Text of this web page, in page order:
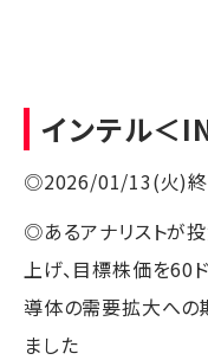
インテル＜
◎2026/01/13(火)終
◎あるアナリストが投
上げ、目標株価を60
導体の需要拡大への
ました